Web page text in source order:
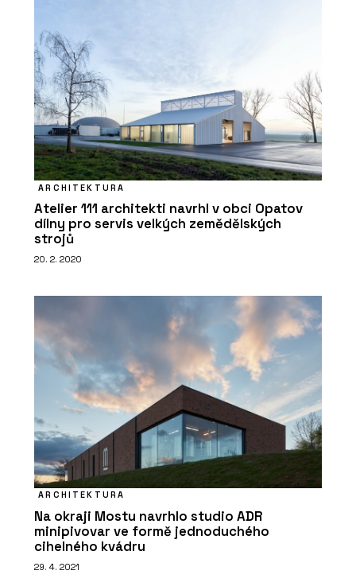
ARCHITEKTURA
Atelier 111 architekti navrhl v obci Opatov
dílny pro servis velkých zemědělských
strojů
20. 2. 2020
ARCHITEKTURA
Na okraji Mostu navrhlo studio ADR
minipivovar ve formě jednoduchého
cihelného kvádru
29. 4. 2021